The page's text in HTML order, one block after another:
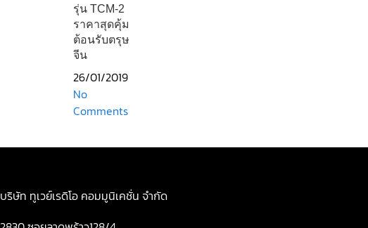
รุ่น TCM-2
ราคาสุดคุ้ม
ต้อนรับตรุษ
จีน
26/01/2019
No
Comments
บริษัท ทูเวย์เรดิโอ คอมมูนิเคชั่น จำกัด